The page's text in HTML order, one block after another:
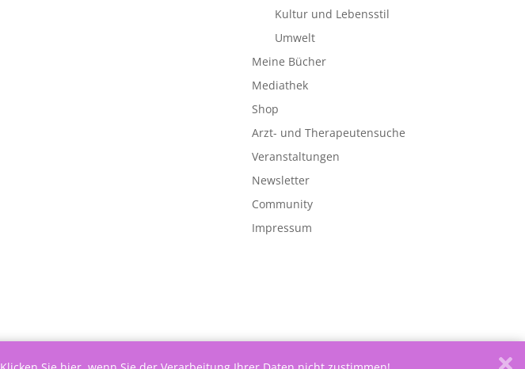
Kultur und Lebensstil
Umwelt
Meine Bücher
Mediathek
Shop
Arzt- und Therapeutensuche
Veranstaltungen
Newsletter
Community
Impressum